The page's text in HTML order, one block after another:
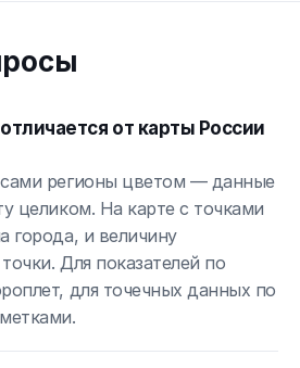
от карты России
сами регионы цветом — данные
целиком. На карте с точками
города, и величину
Для показателей по
для точечных данных по